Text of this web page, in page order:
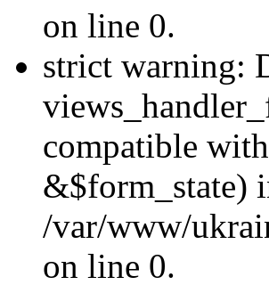
on line 0.
strict warning:
compatible
&$form_state)
/var/www/
on line 0.